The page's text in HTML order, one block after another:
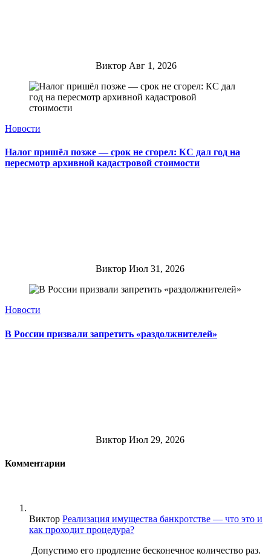
Виктор Авг 1, 2026
Новости
Налог пришёл позже — срок не сгорел: КС дал год на
пересмотр архивной кадастровой стоимости
Виктор Июл 31, 2026
Новости
В России призвали запретить «раздолжнителей»
Виктор Июл 29, 2026
Комментарии
Виктор Реализация имущества банкротстве — что это и
как проходит процедура?
Допустимо его продление бесконечное количество раз.